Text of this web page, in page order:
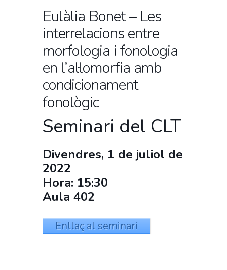
Eulàlia Bonet – Les
interrelacions entre
morfologia i fonologia
en l’al·lomorfia amb
condicionament
fonològic
Seminari del CLT
Divendres, 1 de juliol de
2022
Hora: 15:30
Aula 402
Enllaç al seminari